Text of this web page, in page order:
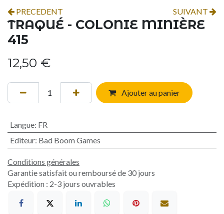
PRECEDENT SUIVANT
TRAQUÉ - COLONIE MINIÈRE
415
12,50 €
Ajouter au panier
Langue: FR
Editeur: Bad Boom Games
Conditions générales
Garantie satisfait ou remboursé de 30 jours
Expédition : 2-3 jours ouvrables